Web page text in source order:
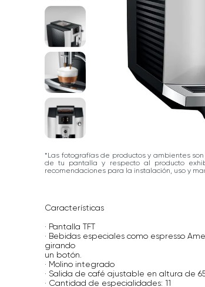
*Las fotografías de productos y ambientes
de tu pantalla y respecto al producto
recomendaciones para la instalación, uso y
Características
· Pantalla TFT
· Bebidas especiales como espresso
girando
un botón.
· Molino integrado
· Salida de café ajustable en altura de 65
· Cantidad de especialidades: 11